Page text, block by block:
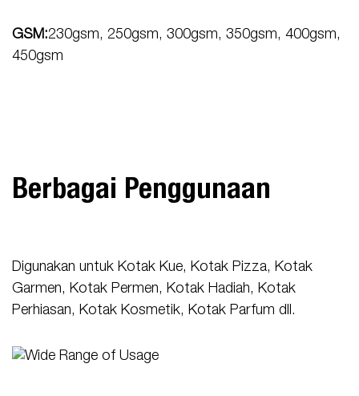
GSM:230gsm, 250gsm, 300gsm, 350gsm, 400gsm,
450gsm
Berbagai Penggunaan
Digunakan untuk Kotak Kue, Kotak Pizza, Kotak
Garmen, Kotak Permen, Kotak Hadiah, Kotak
Perhiasan, Kotak Kosmetik, Kotak Parfum dll.